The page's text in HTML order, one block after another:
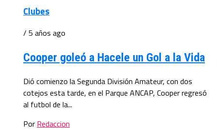
Clubes
/ 5 años ago
Cooper goleó a Hacele un Gol a la Vida
Dió comienzo la Segunda División Amateur, con dos
cotejos esta tarde, en el Parque ANCAP, Cooper regresó
al futbol de la...
Por Redaccion